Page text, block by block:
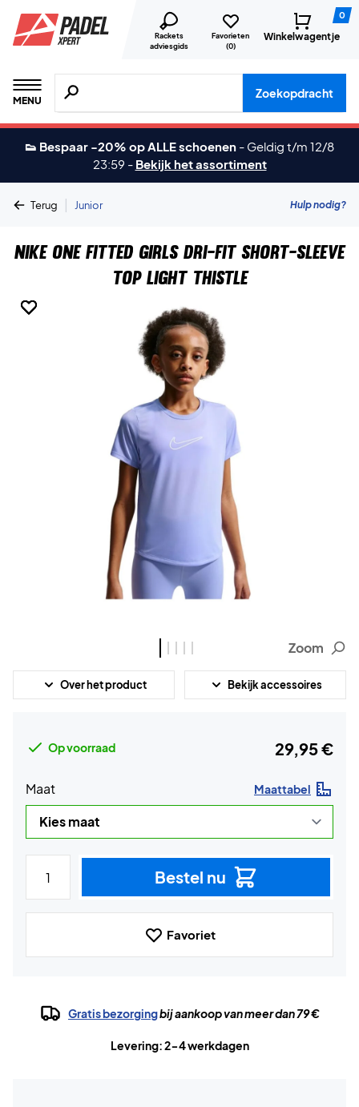
Rackets
adviesgids
Favorieten
(0)
0
Winkelwagentje
MENU
Zoeken naar producten, merken etc.
Zoekopdracht
👟 Bespaar -20% op ALLE schoenen - Geldig t/m 12/8
23:59 - Bekijk het assortiment
Terug | Junior Hulp nodig?
Nike One Fitted Girls Dri-FIT Short-Sleeve
Top Light Thistle
Zoom
Over het product Bekijk accessoires
Op voorraad 29,95 €
Maat Maattabel
Bestel nu
Favoriet
Gratis bezorgingbij aankoop van meer dan 79 €
Levering: 2-4 werkdagen